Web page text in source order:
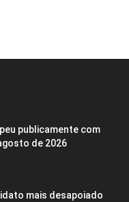
publicamente com
de 2026
mais desapoiado